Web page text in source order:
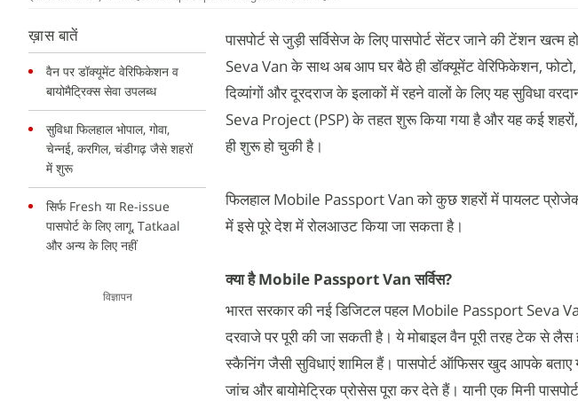
ख़ास बातें
वैन पर डॉक्यूमेंट वेरिफिकेशन व
बायोमैट्रिक्स सेवा उपलब्ध
सुविधा फिलहाल भोपाल, गोवा,
चेन्नई, करगिल, चंडीगढ़ जैसे शहरों
में शुरू
सिर्फ Fresh या Re-issue
पासपोर्ट के लिए लागू, Tatkaal
और अन्य के लिए नहीं
विज्ञापन
पासपोर्ट से जुड़ी सर्विसेज के लिए पासपोर्ट सेंटर जाने की टेंशन
Seva Van के साथ अब आप घर बैठे ही डॉक्यूमेंट वेरिफिकेशन, फोटो,
दिव्यांगों और दूरदराज के इलाकों में रहने वालों के लिए यह सुविधा
Seva Project (PSP) के तहत शुरू किया गया है और यह कई
ही शुरू हो चुकी है।
फिलहाल Mobile Passport Van को कुछ शहरों में पायलट
में इसे पूरे देश में रोलआउट किया जा सकता है।
क्या है Mobile Passport Van सर्विस?
भारत सरकार की नई डिजिटल पहल Mobile Passport Seva
दरवाजे पर पूरी की जा सकती है। ये मोबाइल वैन पूरी तरह टेक से
स्कैनिंग जैसी सुविधाएं शामिल हैं। पासपोर्ट ऑफिसर खुद आपके
जांच और बायोमेट्रिक प्रोसेस पूरा कर देते हैं। यानी एक मिनी